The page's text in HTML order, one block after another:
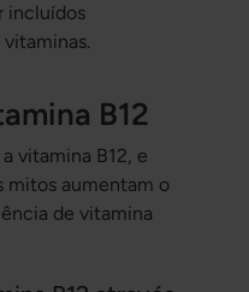
incluídos
B12
vitamina B12, e
mitos aumentam o
de vitamina